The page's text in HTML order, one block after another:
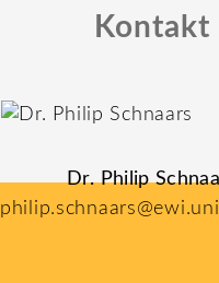
Kontakt
Dr. Philip